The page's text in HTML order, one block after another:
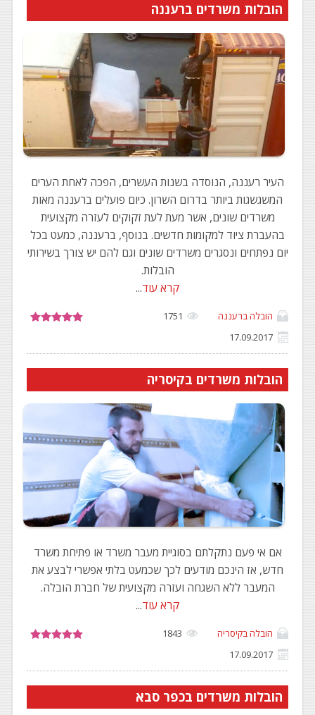
הובלות משרדים ברעננה
העיר רעננה, הנוסדה בשנות העשרים, הפכה לאחת הערים
המשגשגות ביותר בדרום השרון. כיום פועלים ברעננה מאות
משרדים שונים, אשר מעת לעת זקוקים לעזרה מקצועית
בהעברת ציוד למקומות חדשים. בנוסף, ברעננה, כמעט בכל
יום נפתחים ונסגרים משרדים שונים וגם להם יש צורך בשירותי
הובלות.
קרא עוד...
הובלה ברעננה
1751
17.09.2017
הובלות משרדים בקיסריה
אם אי פעם נתקלתם בסוגיית מעבר משרד או פתיחת משרד
חדש, אז הינכם מודעים לכך שכמעט בלתי אפשרי לבצע את
המעבר ללא השגחה ועזרה מקצועית של חברת הובלה.
קרא עוד...
הובלה בקיסריה
1843
17.09.2017
הובלות משרדים בכפר סבא